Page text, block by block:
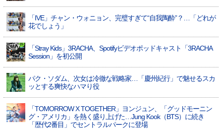
「IVE」チャン・ウォニョン、完璧すぎて“自我陶酔”？…「どれが
花でしょう」
「Stray Kids」3RACHA、Spotifyビデオポッドキャスト「3RACHA
Session」を初公開
パク・ソダム、次女は冷徹な戦略家…「慶州紀行」で魅せるスカ
ッとする爽快なハマり役
「TOMORROW X TOGETHER」ヨンジュン、「グッドモーニン
グ・アメリカ」を熱く盛り上げた…Jung Kook（BTS）に続き
「歴代2番目」でセントラルパークに登場